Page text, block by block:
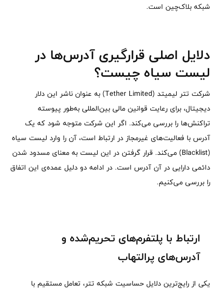
شبکه بلاک‌چین است.
دلایل اصلی قرارگیری آدرس‌ها در
لیست سیاه چیست؟
شرکت تتر لیمیتد (Tether Limited) به عنوان ناشر این دلار
دیجیتال، برای رعایت قوانین مالی بین‌المللی به‌طور پیوسته
تراکنش‌ها را بررسی می‌کند. اگر این شرکت متوجه شود که یک
آدرس با فعالیت‌های غیرمجاز در ارتباط است، آن را وارد لیست سیاه
(Blacklist) می‌کند. قرار گرفتن در این لیست به معنای مسدود شدن
دائمی دارایی در آن آدرس است. در ادامه دو دلیل عمده‌ی این اتفاق
را بررسی می‌کنیم.
ارتباط با پلتفرم‌های تحریم‌شده و
آدرس‌های پرالتهاب
یکی از رایج‌ترین دلایل حساسیت شبکه تتر، تعامل مستقیم با